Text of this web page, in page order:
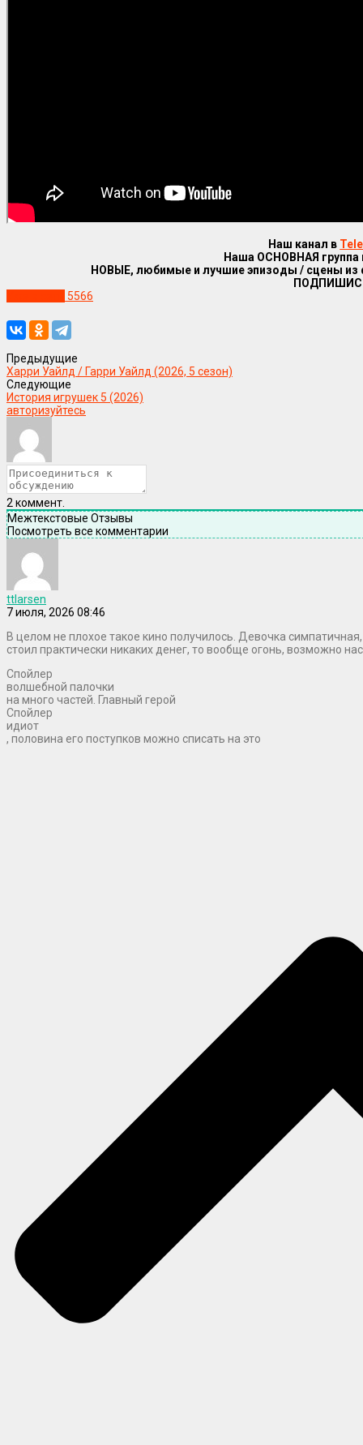
Наш канал в
Наша ОСНОВНАЯ группа
НОВЫЕ, любимые и лучшие эпизоды / сцены
5566
Предыдущие
Харри Уайлд / Гарри Уайлд (2026, 5 сезон)
Следующие
История игрушек 5 (2026)
авторизуйтесь
2 коммент.
Межтекстовые Отзывы
Посмотреть все комментарии
ttlarsen
7 июля, 2026 08:46
В целом не плохое такое кино получилось. Девочка
стоил практически никаких денег, то вообще огонь, возможно
Спойлер
волшебной палочки
на много частей. Главный герой
Спойлер
идиот
, половина его поступков можно списать на это